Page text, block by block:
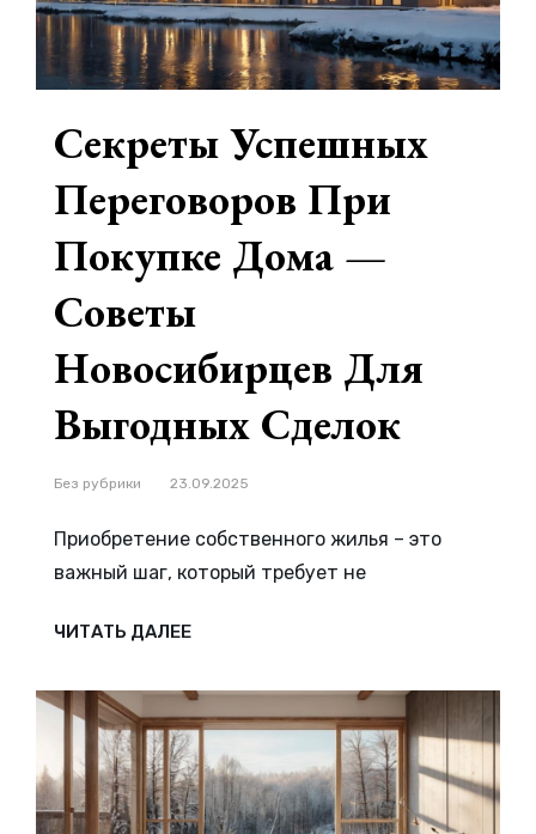
Секреты Успешных
Переговоров При
Покупке Дома —
Советы
Новосибирцев Для
Выгодных Сделок
Рубрики
Без рубрики 23.09.2025
Приобретение собственного жилья – это
важный шаг, который требует не
ЧИТАТЬ ДАЛЕЕСЕКРЕТЫ
УСПЕШНЫХ
СОВЕТЫ
НОВОСИБИРЦЕВ
ДЛЯ
ВЫГОДНЫХ
СДЕЛОК